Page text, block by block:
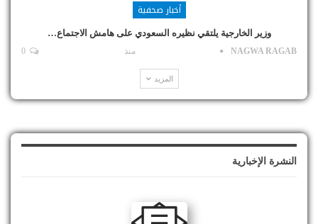
أخبار صحفية
وزير الخارجية يلتقي نظيره السعودي على هامش الاجتماع…
NAGWA RAGAB منذ
المزيد
النشرة الإخبارية